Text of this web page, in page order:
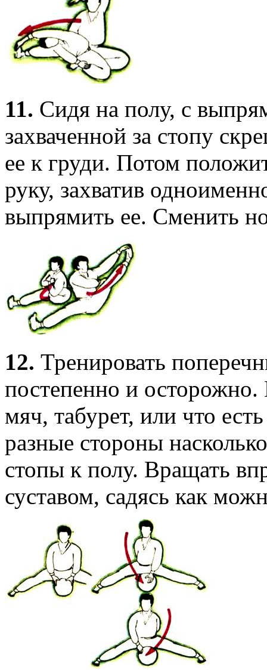
11. Сидя на полу, с
захваченной за стопу
ее к груди. Потом
руку, захватив
выпрямить ее. Сменить
12. Тренировать
постепенно и
мяч, табурет, или что
разные стороны
стопы к полу. Вращать
суставом, садясь как